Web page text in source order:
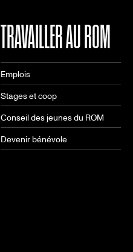
TRAVAILLER AU ROM
Emplois
Stages et coop
Conseil des jeunes du ROM
Devenir bénévole